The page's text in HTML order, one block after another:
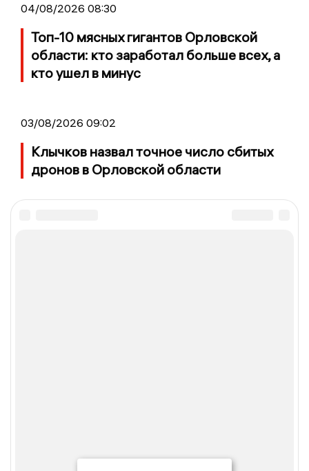
04/08/2026 08:30
Топ-10 мясных гигантов Орловской
области: кто заработал больше всех, а
кто ушел в минус
03/08/2026 09:02
Клычков назвал точное число сбитых
дронов в Орловской области